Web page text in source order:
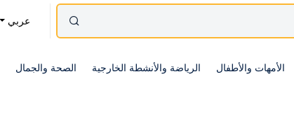
عربي
الأمهات والأطفال الرياضة والأنشطة الخارجية الصحة والجمال